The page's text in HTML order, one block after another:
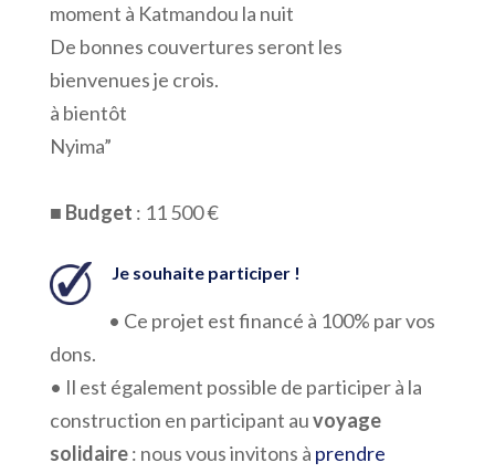
moment à Katmandou la nuit
De bonnes couvertures seront les
bienvenues je crois.
à bientôt
Nyima”
■ Budget : 11 500 €
Je souhaite participer !
• Ce projet est financé à 100% par vos
dons.
• Il est également possible de participer à la
construction en participant auvoyage
solidaire: nous vous invitons à prendre